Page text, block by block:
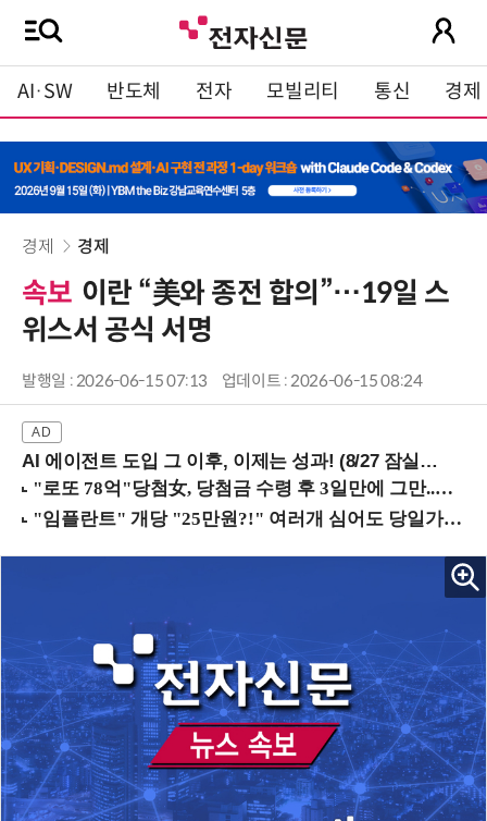
AI·SW 반도체 전자 모빌리티 통신 경제
경제 경제
속보 이란 “美와 종전 합의”…19일 스
위스서 공식 서명
발행일 : 2026-06-15 07:13 업데이트 : 2026-06-15 08:24
AI 에이전트 도입 그 이후, 이제는 성과! (8/27 잠실역)